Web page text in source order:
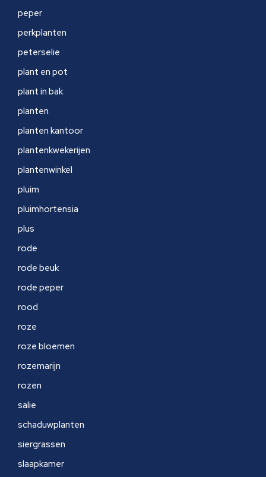
peper
perkplanten
peterselie
plant en pot
plant in bak
planten
planten kantoor
plantenkwekerijen
plantenwinkel
pluim
pluimhortensia
plus
rode
rode beuk
rode peper
rood
roze
roze bloemen
rozemarijn
rozen
salie
schaduwplanten
siergrassen
slaapkamer